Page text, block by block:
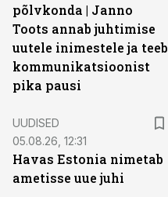
põlvkonda | Janno
Toots annab juhtimise
uutele inimestele ja teeb
kommunikatsioonist
pika pausi
UUDISED
05.08.26, 12:31
Havas Estonia nimetab
ametisse uue juhi